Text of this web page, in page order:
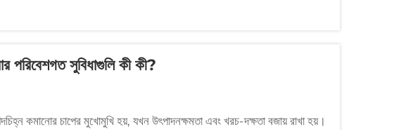
পরিবেশগত সুবিধাগুলি কী কী?
কমানোর চাপের মুখোমুখি হয়, যখন উৎপাদনক্ষমতা এবং খরচ-দক্ষতা বজায় রাখা হয়।